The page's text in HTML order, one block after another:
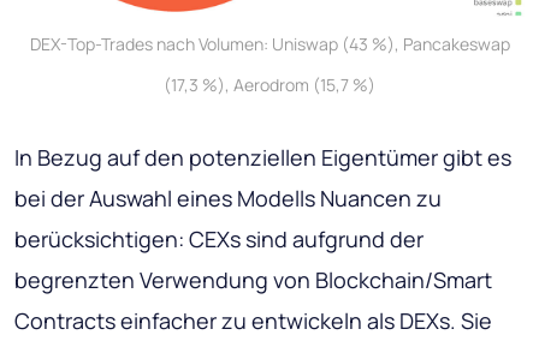
DEX-Top-Trades nach Volumen: Uniswap (43 %), Pancakeswap
(17,3 %), Aerodrom (15,7 %)
In Bezug auf den potenziellen Eigentümer gibt es
bei der Auswahl eines Modells Nuancen zu
berücksichtigen: CEXs sind aufgrund der
begrenzten Verwendung von Blockchain/Smart
Contracts einfacher zu entwickeln als DEXs. Sie